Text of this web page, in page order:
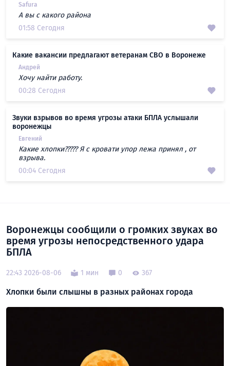
Safura
А вы с какого района
01:58 Сегодня
Какие вакансии предлагают ветеранам СВО в Воронеже
Андрей
Хочу найти работу.
00:28 Сегодня
Звуки взрывов во время угрозы атаки БПЛА услышали
воронежцы
Евгений
Какие хлопки????? Я с кровати упор лежа принял , от
взрыва.
00:04 Сегодня
Воронежцы сообщили о громких звуках во
время угрозы непосредственного удара
БПЛА
22:43 2026-08-06 1 мин 0 367
Хлопки были слышны в разных районах города